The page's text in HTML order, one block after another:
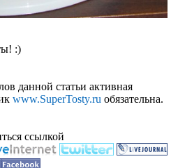
:)
данной статьи активная
www.SuperTosty.ru обязательна.
ссылкой